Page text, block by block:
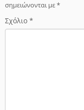
σημειώνονται με*
Σχόλιο *